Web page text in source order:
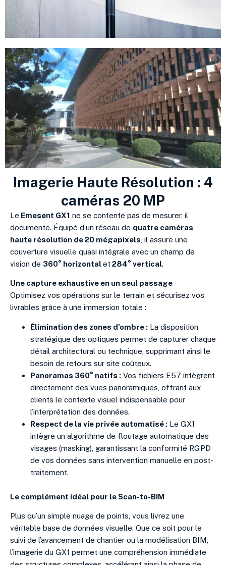
Imagerie Haute Résolution : 4
caméras 20 MP
Le Emesent GX1 ne se contente pas de mesurer, il
documente. Équipé d’un réseau de quatre caméras
haute résolution de 20 mégapixels , il assure une
couverture visuelle quasi intégrale avec un champ de
vision de 360° horizontalet 284° vertical.
Une capture exhaustive en un seul passage
Optimisez vos opérations sur le terrain et sécurisez vos
livrables grâce à une immersion totale :
Élimination des zones d’ombre : La disposition
stratégique des optiques permet de capturer chaque
détail architectural ou technique, supprimant ainsi le
besoin de retours sur site coûteux.
Panoramas 360° natifs : Vos fichiers E57 intègrent
directement des vues panoramiques, offrant aux
clients le contexte visuel indispensable pour
l’interprétation des données.
Respect de la vie privée automatisé : Le GX1
intègre un algorithme de floutage automatique des
visages (masking), garantissant la conformité RGPD
de vos données sans intervention manuelle en post-
traitement.
Le complément idéal pour le Scan-to-BIM
Plus qu’un simple nuage de points, vous livrez une
véritable base de données visuelle. Que ce soit pour le
suivi de l’avancement de chantier ou la modélisation BIM,
l’imagerie du GX1 permet une compréhension immédiate